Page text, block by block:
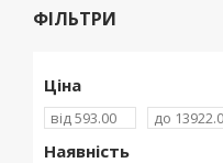
ФІЛЬТРИ
Ціна
Наявність